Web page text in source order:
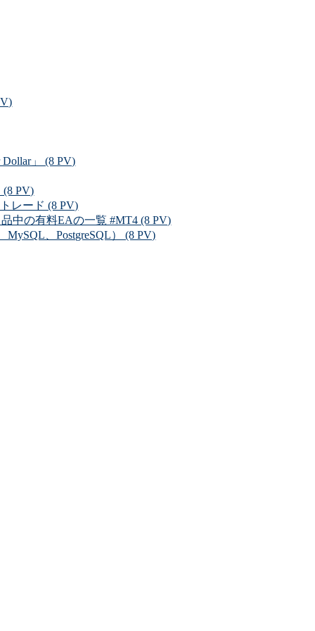
」 (8 PV)
PV)
レード (8 PV)
中の有料EAの一覧 #MT4 (8 PV)
、PostgreSQL） (8 PV)